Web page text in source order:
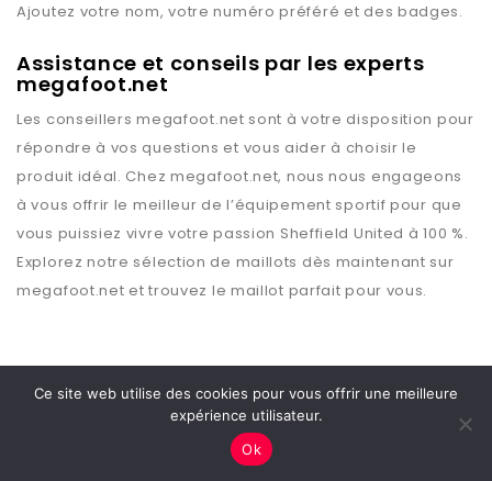
Ajoutez votre nom, votre numéro préféré et des badges.
Assistance et conseils par les experts
megafoot.net
Les conseillersmegafoot.net sont à votre disposition pour
répondre à vos questions et vous aider à choisir le
produit idéal. Chez megafoot.net, nous nous engageons
à vous offrir le meilleur de l’équipement sportif pour que
vous puissiez vivre votre passion Sheffield United à 100 %.
Explorez notre sélection de maillots dès maintenant sur
megafoot.net et trouvez le maillot parfait pour vous.
Copyright © 2026 Megafoot
Ce site web utilise des cookies pour vous offrir une meilleure
expérience utilisateur.
Ok